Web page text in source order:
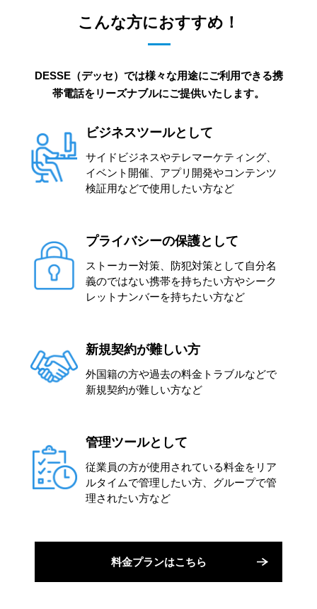
こんな方におすすめ！
DESSE（デッセ）では様々な用途にご利用できる携
帯電話をリーズナブルにご提供いたします。
ビジネスツールとして
サイドビジネスやテレマーケティング、
イベント開催、アプリ開発やコンテンツ
検証用などで使用したい方など
プライバシーの保護として
ストーカー対策、防犯対策として自分名
義のではない携帯を持ちたい方やシーク
レットナンバーを持ちたい方など
新規契約が難しい方
外国籍の方や過去の料金トラブルなどで
新規契約が難しい方など
管理ツールとして
従業員の方が使用されている料金をリア
ルタイムで管理したい方、グループで管
理されたい方など
料金プランはこちら